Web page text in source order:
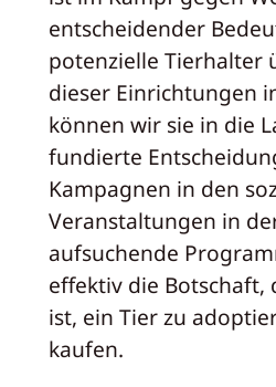
entscheidender
potenzielle Tierhalter
dieser Einrichtungen
können wir sie in die
fundierte
Kampagnen in den
Veranstaltungen in
aufsuchende
effektiv die Botschaft,
ist, ein Tier zu
kaufen.